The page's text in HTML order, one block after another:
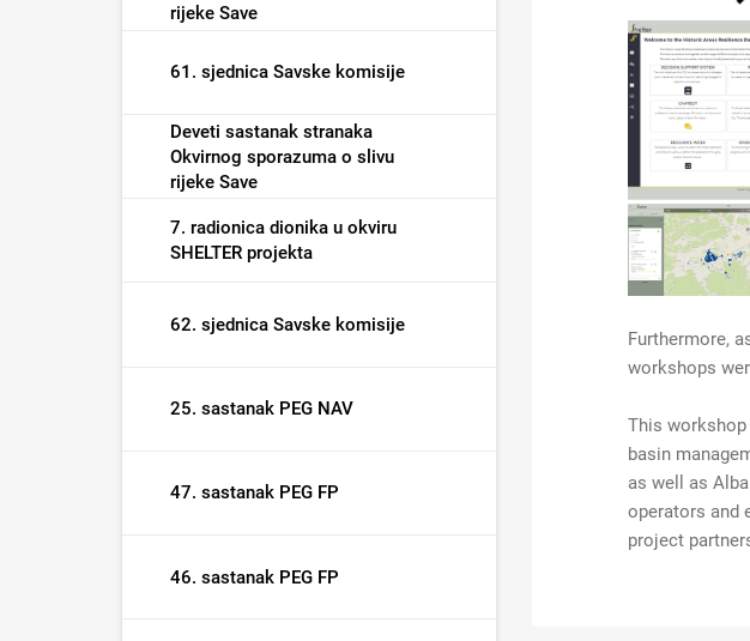
rijeke Save
61. sjednica Savske komisije
Deveti sastanak stranaka
Okvirnog sporazuma o slivu
rijeke Save
7. radionica dionika u okviru
SHELTER projekta
62. sjednica Savske komisije
25. sastanak PEG NAV
47. sastanak PEG FP
46. sastanak PEG FP
Furthermore,
workshops
This workshop
basin
as well as
operators and
project